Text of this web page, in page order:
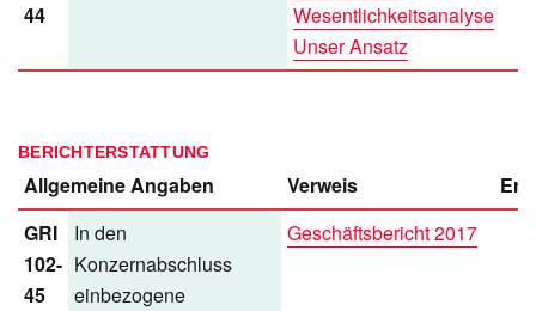
44
Wesentlichkeitsanalyse
Unser Ansatz
BERICHTERSTATTUNG
Allgemeine Angaben Verweis
GRI
102-
45
In den
Konzernabschluss
einbezogene
Geschäftsbericht 2017